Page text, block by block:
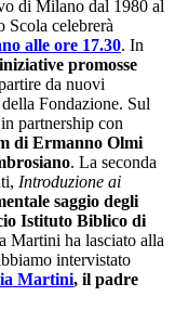
di Milano dal 1980 al
Scola celebrerà
alle ore 17.30. In
iniziative promosse
da nuovi
Fondazione. Sul
partnership con
di Ermanno Olmi
. La seconda
Introduzione ai
saggio degli
Istituto Biblico di
Martini ha lasciato alla
intervistato
Martini, il padre